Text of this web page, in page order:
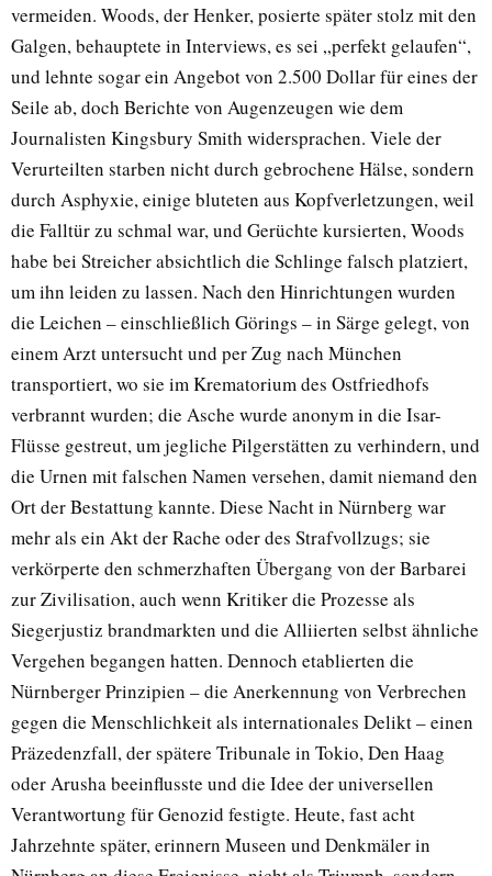
vermeiden. Woods, der Henker, posierte später stolz mit den
Galgen, behauptete in Interviews, es sei „perfekt gelaufen“,
und lehnte sogar ein Angebot von 2.500 Dollar für eines der
Seile ab, doch Berichte von Augenzeugen wie dem
Journalisten Kingsbury Smith widersprachen. Viele der
Verurteilten starben nicht durch gebrochene Hälse, sondern
durch Asphyxie, einige bluteten aus Kopfverletzungen, weil
die Falltür zu schmal war, und Gerüchte kursierten, Woods
habe bei Streicher absichtlich die Schlinge falsch platziert,
um ihn leiden zu lassen. Nach den Hinrichtungen wurden
die Leichen – einschließlich Görings – in Särge gelegt, von
einem Arzt untersucht und per Zug nach München
transportiert, wo sie im Krematorium des Ostfriedhofs
verbrannt wurden; die Asche wurde anonym in die Isar-
Flüsse gestreut, um jegliche Pilgerstätten zu verhindern, und
die Urnen mit falschen Namen versehen, damit niemand den
Ort der Bestattung kannte. Diese Nacht in Nürnberg war
mehr als ein Akt der Rache oder des Strafvollzugs; sie
verkörperte den schmerzhaften Übergang von der Barbarei
zur Zivilisation, auch wenn Kritiker die Prozesse als
Siegerjustiz brandmarkten und die Alliierten selbst ähnliche
Vergehen begangen hatten. Dennoch etablierten die
Nürnberger Prinzipien – die Anerkennung von Verbrechen
gegen die Menschlichkeit als internationales Delikt – einen
Präzedenzfall, der spätere Tribunale in Tokio, Den Haag
oder Arusha beeinflusste und die Idee der universellen
Verantwortung für Genozid festigte. Heute, fast acht
Jahrzehnte später, erinnern Museen und Denkmäler in